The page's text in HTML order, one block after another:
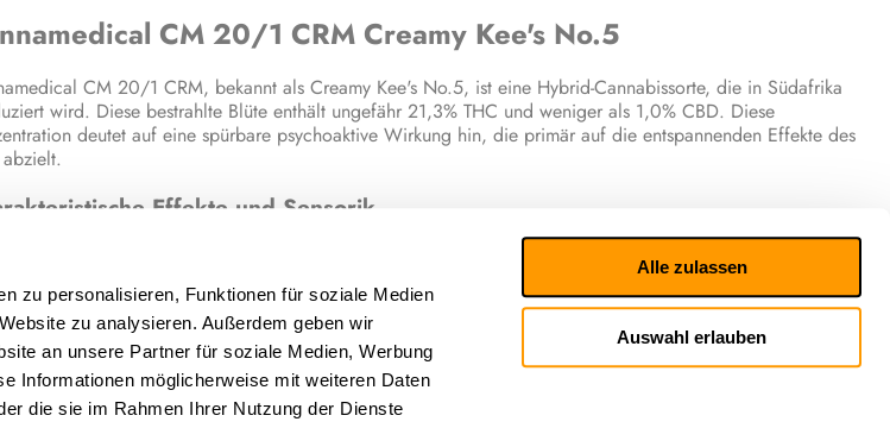
zu personalisieren, Funktionen für soziale Medien
zu analysieren. Außerdem geben wir
an unsere Partner für soziale Medien, Werbung
Informationen möglicherweise mit weiteren Daten
die sie im Rahmen Ihrer Nutzung der Dienste
Alle zulassen
Auswahl erlauben
CM 20/1 CRM Creamy Kee's No.5
CM 20/1 CRM, bekannt als Creamy Kee's No.5, ist eine Hybrid-Cannabissorte, die in Südafrika
wird. Diese bestrahlte Blüte enthält ungefähr 21,3% THC und weniger als 1,0% CBD. Diese
deutet auf eine spürbare psychoaktive Wirkung hin, die primär auf die entspannenden Effekte des
Effekte und Sensorik
berichten, dass Creamy Kee's No.5 typischerweise beruhigend wirkt. Die Blüte soll schläfrig
und eine tiefe Entspannung fördern. Ihr sensorisches Erlebnis ist ebenso komplex wie ihre Wirkung.
und Geschmack werden als eine reiche Mischung aus süßen und würzigen Noten beschrieben, ergänzt
holzige und erdige Untertöne, was ein nuanciertes und beruhigendes Profil ergibt.
und potenzielle medizinische Anwendungen